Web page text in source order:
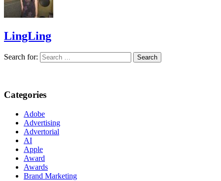
LingLing
Search for:
Categories
Adobe
Advertising
Advertorial
AI
Apple
Award
Awards
Brand Marketing